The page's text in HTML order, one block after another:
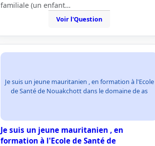
familiale (un enfant…
Voir l'Question
Je suis un jeune mauritanien , en formation à l'Ecole
de Santé de Nouakchott dans le domaine de as
Je suis un jeune mauritanien , en
formation à l'Ecole de Santé de